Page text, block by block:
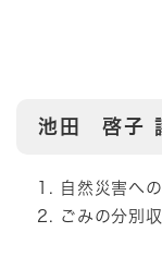
池田 啓子
自然災害へ
ごみの分別